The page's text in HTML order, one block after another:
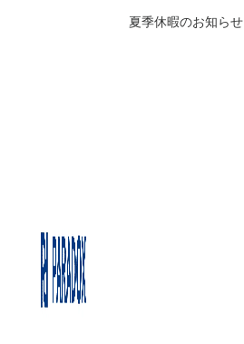
夏季休暇のお知らせ